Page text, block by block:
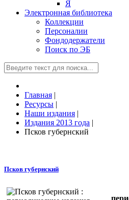
Я
Электронная библиотека
Коллекции
Персоналии
Фондодержатели
Поиск по ЭБ
Главная |
Ресурсы |
Наши издания |
Издания 2013 года |
Псков губернский
Псков губернский